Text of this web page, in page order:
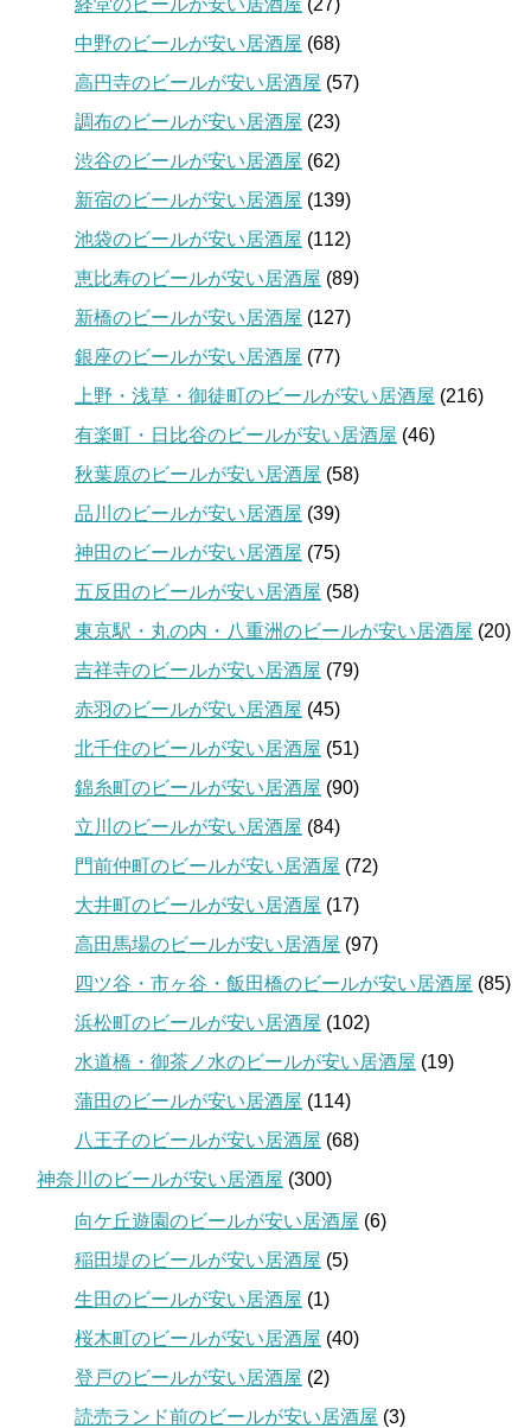
経堂のビールが安い居酒屋 (27)
中野のビールが安い居酒屋 (68)
高円寺のビールが安い居酒屋 (57)
調布のビールが安い居酒屋 (23)
渋谷のビールが安い居酒屋 (62)
新宿のビールが安い居酒屋 (139)
池袋のビールが安い居酒屋 (112)
恵比寿のビールが安い居酒屋 (89)
新橋のビールが安い居酒屋 (127)
銀座のビールが安い居酒屋 (77)
上野・浅草・御徒町のビールが安い居酒屋 (216)
有楽町・日比谷のビールが安い居酒屋 (46)
秋葉原のビールが安い居酒屋 (58)
品川のビールが安い居酒屋 (39)
神田のビールが安い居酒屋 (75)
五反田のビールが安い居酒屋 (58)
東京駅・丸の内・八重洲のビールが安い居酒屋 (20)
吉祥寺のビールが安い居酒屋 (79)
赤羽のビールが安い居酒屋 (45)
北千住のビールが安い居酒屋 (51)
錦糸町のビールが安い居酒屋 (90)
立川のビールが安い居酒屋 (84)
門前仲町のビールが安い居酒屋 (72)
大井町のビールが安い居酒屋 (17)
高田馬場のビールが安い居酒屋 (97)
四ツ谷・市ヶ谷・飯田橋のビールが安い居酒屋 (85)
浜松町のビールが安い居酒屋 (102)
水道橋・御茶ノ水のビールが安い居酒屋 (19)
蒲田のビールが安い居酒屋 (114)
八王子のビールが安い居酒屋 (68)
神奈川のビールが安い居酒屋 (300)
向ケ丘遊園のビールが安い居酒屋 (6)
稲田堤のビールが安い居酒屋 (5)
生田のビールが安い居酒屋 (1)
桜木町のビールが安い居酒屋 (40)
登戸のビールが安い居酒屋 (2)
読売ランド前のビールが安い居酒屋 (3)